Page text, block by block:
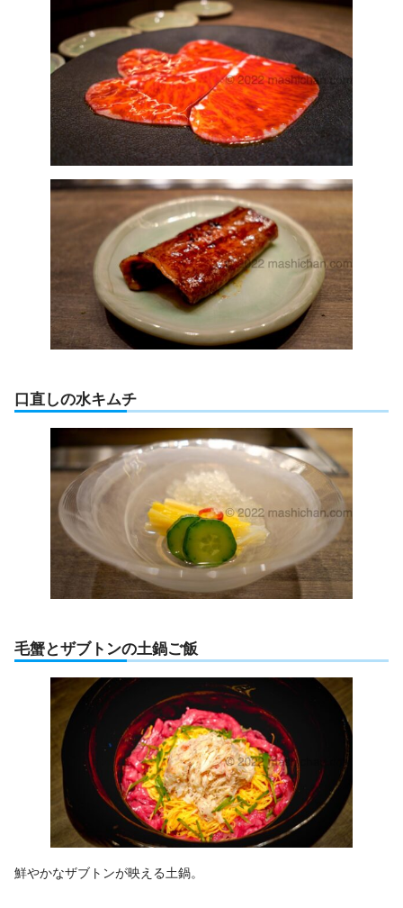
口直しの水キムチ
毛蟹とザブトンの土鍋ご飯
鮮やかなザブトンが映える土鍋。